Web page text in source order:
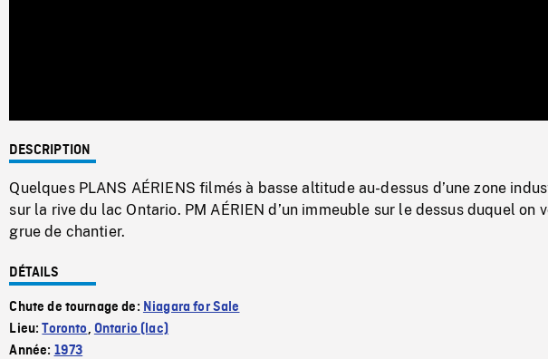
0%
DESCRIPTION
Quelques PLANS AÉRIENS filmés à basse altitude au-dessus d’une zone
sur la rive du lac Ontario. PM AÉRIEN d’un immeuble sur le dessus duquel on
grue de chantier.
DÉTAILS
Chute de tournage de: Niagara for Sale
Lieu:Toronto, Ontario (lac)
Année: 1973